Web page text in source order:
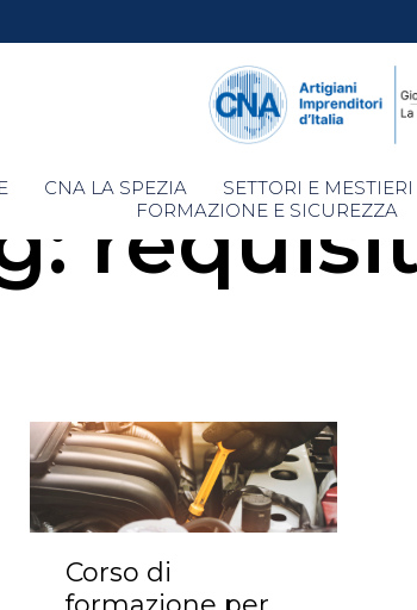
Skip
to
CNA LA SPEZIA SETTORI E MESTIERI
FORMAZIONE E SICUREZZA
Corso di